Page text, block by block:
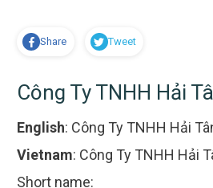
Share Tweet
Công Ty TNHH Hải
English: Công Ty TNHH Hải
Vietnam: Công Ty TNHH Hải
Short name: